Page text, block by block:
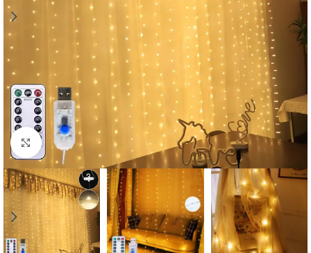
Click to enlarge